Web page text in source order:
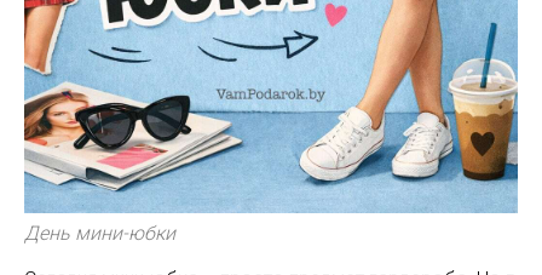
День мини-юбки